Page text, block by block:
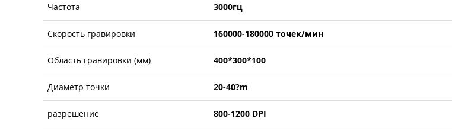
Частота 3000гц
Скорость гравировки 160000-180000 точек/мин
Область гравировки (мм) 400*300*100
Диаметр точки 20-40?m
разрешение 800-1200 DPI